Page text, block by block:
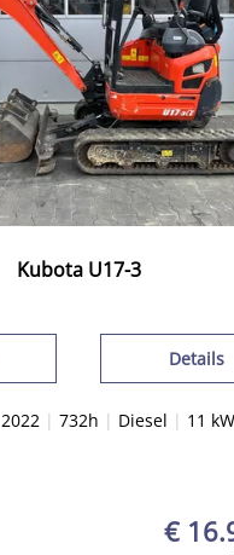
Kubota U17-3
Details
2022 | 732h | Diesel | 11
€